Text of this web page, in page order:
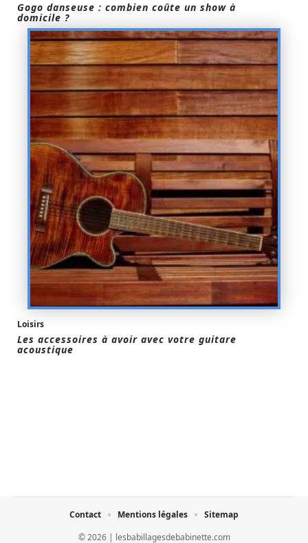
Gogo danseuse : combien coûte un show à
domicile ?
Loisirs
Les accessoires à avoir avec votre guitare
acoustique
© 2026 | lesbabillagesdebabinette.com
Contact Mentions légales Sitemap